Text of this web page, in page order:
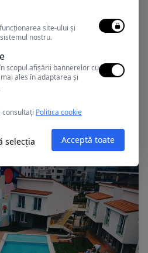
site-ului și
nostru.
scopul afișării bannerelor cu
ales în adaptarea și
Politica cookie
selecția Acceptă toate